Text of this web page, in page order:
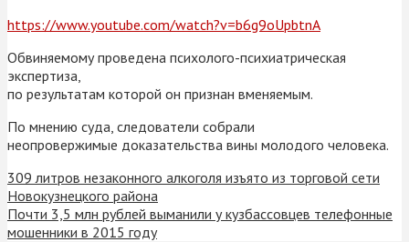
https://www.youtube.com/watch?v=b6g9oUpbtnA
Обвиняемому проведена психолого-психиатрическая
экспертиза,
по результатам которой он признан вменяемым.
По мнению суда, следователи собрали
неопровержимые доказательства вины молодого человека.
309 литров незаконного алкоголя изъято из торговой сети
Новокузнецкого района
Почти 3,5 млн рублей выманили у кузбассовцев телефонные
мошенники в 2015 году